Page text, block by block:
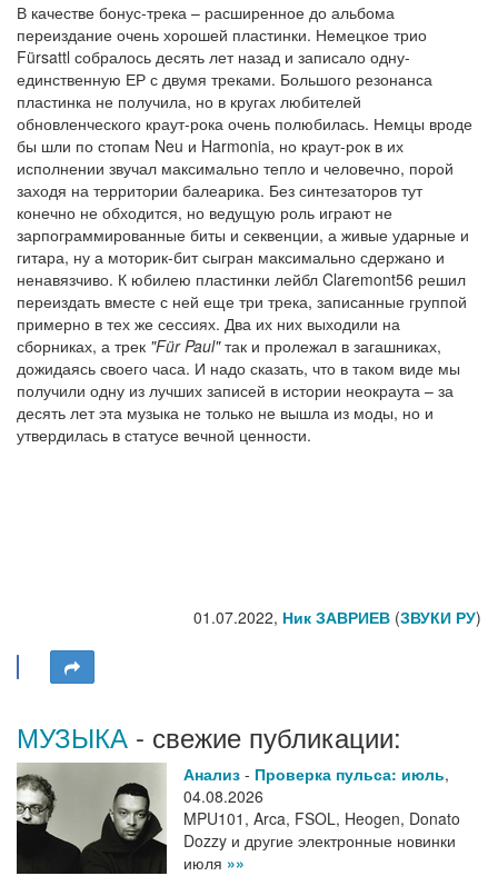
В качестве бонус-трека – расширенное до альбома
переиздание очень хорошей пластинки. Немецкое трио
Fürsattl собралось десять лет назад и записало одну-
единственную ЕР с двумя треками. Большого резонанса
пластинка не получила, но в кругах любителей
обновленческого краут-рока очень полюбилась. Немцы вроде
бы шли по стопам Neu и Harmonia, но краут-рок в их
исполнении звучал максимально тепло и человечно, порой
заходя на территории балеарика. Без синтезаторов тут
конечно не обходится, но ведущую роль играют не
зарпограммированные биты и секвенции, а живые ударные и
гитара, ну а моторик-бит сыгран максимально сдержано и
ненавязчиво. К юбилею пластинки лейбл Claremont56 решил
переиздать вместе с ней еще три трека, записанные группой
примерно в тех же сессиях. Два их них выходили на
сборниках, а трек "Für Paul"так и пролежал в загашниках,
дожидаясь своего часа. И надо сказать, что в таком виде мы
получили одну из лучших записей в истории неокраута – за
десять лет эта музыка не только не вышла из моды, но и
утвердилась в статусе вечной ценности.
01.07.2022, Ник ЗАВРИЕВ (ЗВУКИ РУ)
МУЗЫКА - свежие публикации:
Анализ - Проверка пульса: июль,
04.08.2026
MPU101, Arca, FSOL, Heogen, Donato
Dozzy и другие электронные новинки
июля »»